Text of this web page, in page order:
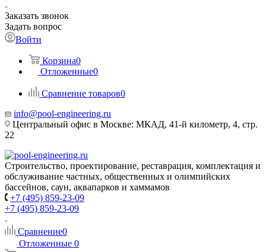
Заказать звонок
Задать вопрос
Войти
Корзина0
Отложенные0
Сравнение товаров0
info@pool-engineering.ru
Центральный офис в Москве: МКАД, 41-й километр, 4, стр.
22
Строительство, проектирование, реставрация, комплектация и
обслуживание частных, общественных и олимпийских
бассейнов, саун, аквапарков и хаммамов
+7 (495) 859-23-09
+7 (495) 859-23-09
Сравнение0
Отложенные 0